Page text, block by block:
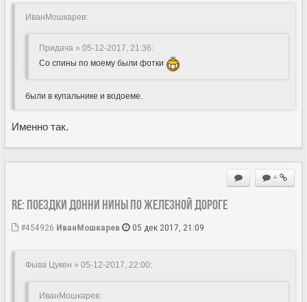
ИванМошкарев:
Придача » 05-12-2017, 21:36:
Со спины по моему были фотки
были в купальнике и водоеме.
Именно так.
+
Re: Поездки Донни Нины по железной дороге
#454926 ИванМошкарев 05 дек 2017, 21:09
Фыва Цукен » 05-12-2017, 22:00:
ИванМошкарев: